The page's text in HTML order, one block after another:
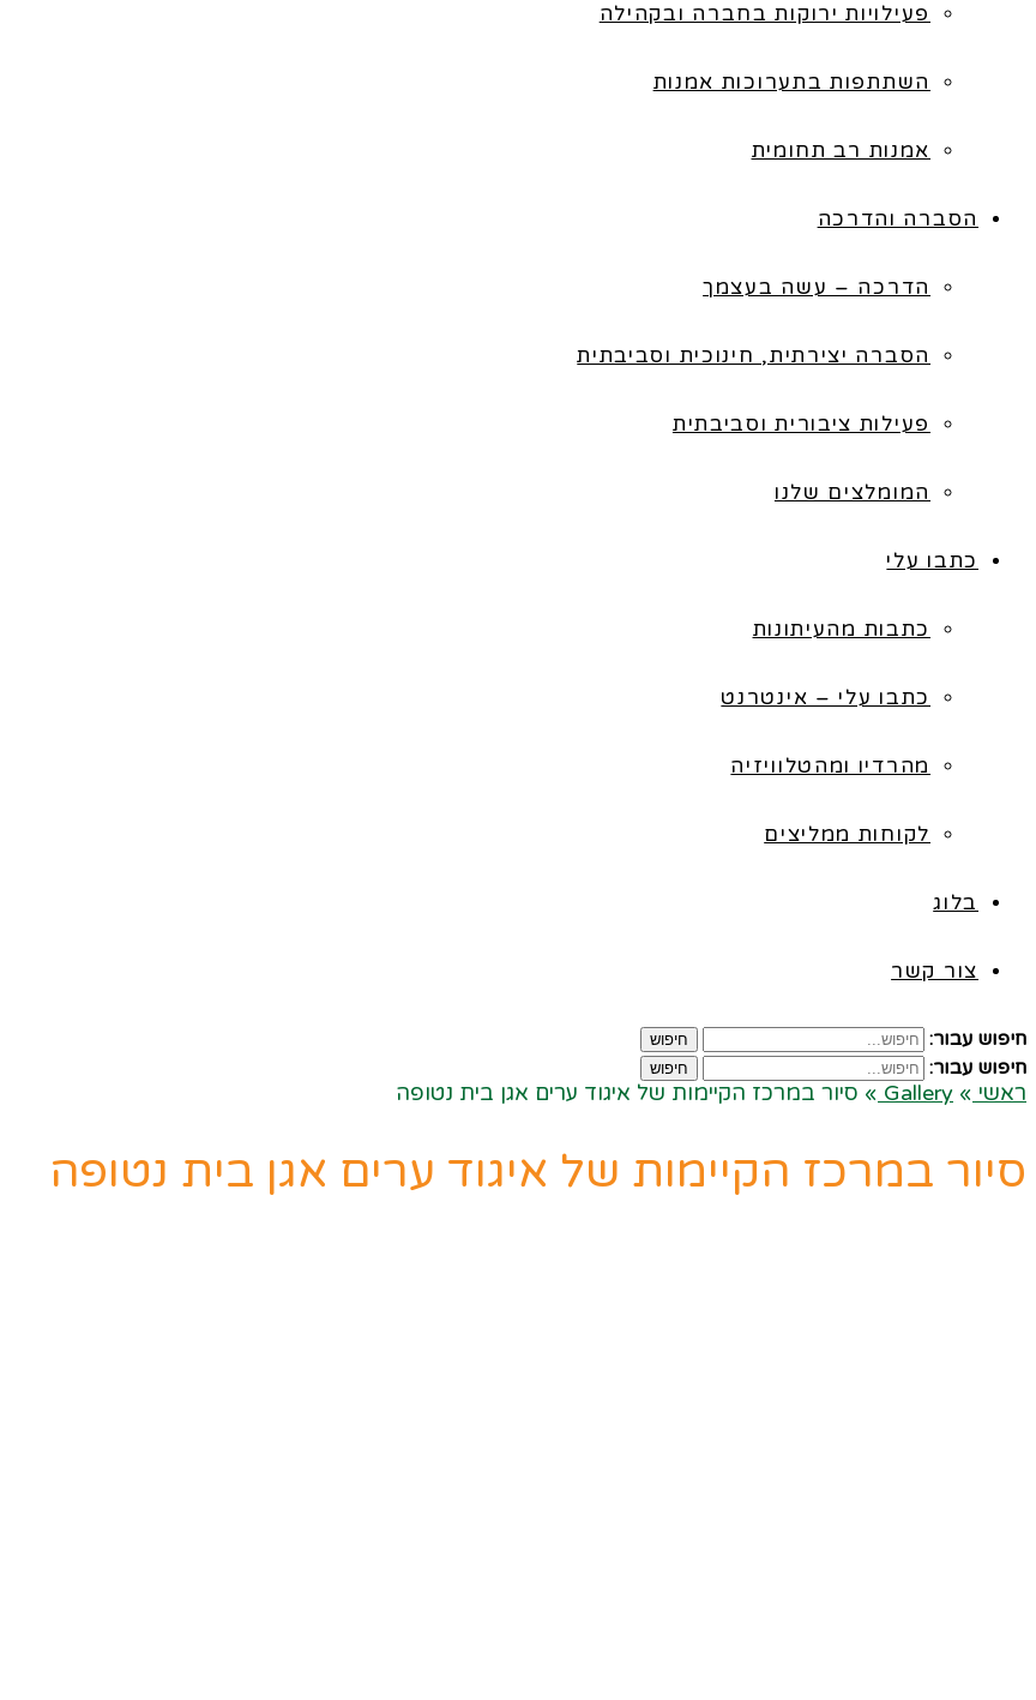
פעילויות ירוקות בחברה ובקהילה
השתתפות בתערוכות אמנות
אמנות רב תחומית
הסברה והדרכה
הדרכה – עשה בעצמך
הסברה יצירתית, חינוכית וסביבתית
פעילות ציבורית וסביבתית
המומלצים שלנו
כתבו עלי
כתבות מהעיתונות
כתבו עלי – אינטרנט
מהרדיו ומהטלוויזיה
לקוחות ממליצים
בלוג
צור קשר
חיפוש עבור: חיפוש
חיפוש עבור: חיפוש
ראשי »
Gallery
» סיור במרכז הקיימות של איגוד ערים אגן בית נטופה
סיור במרכז הקיימות של איגוד ערים אגן בית נטופה